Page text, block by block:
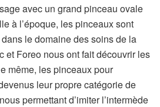
avec un grand pinceau ovale
à l’époque, les pinceaux sont
le domaine des soins de la
et Foreo nous ont fait découvrir les
même, les pinceaux pour
leur propre catégorie de
permettant d’imiter l’intermède